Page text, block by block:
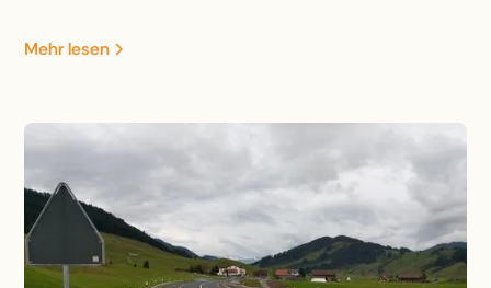
11 Geschosse aufweisen. Die Fundation wurde in
Teilen mit Bohrpfählen ausgeführt und die Baugrube
realisiert.
Mehr lesen